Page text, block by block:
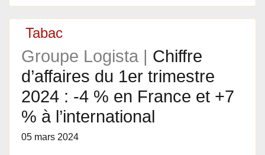
Tabac
Groupe Logista | Chiffre
d’affaires du 1er trimestre
2024 : -4 % en France et +7
% à l’international
05 mars 2024